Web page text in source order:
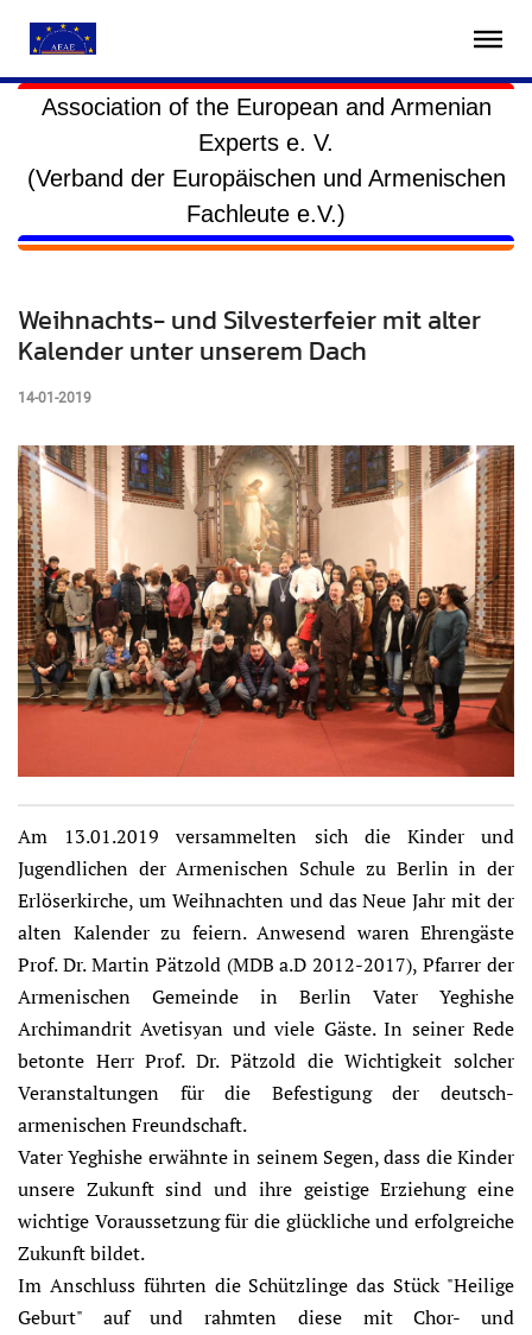
Association of the European and Armenian
Experts e. V.
(Verband der Europäischen und Armenischen
Fachleute e.V.)
Weihnachts- und Silvesterfeier mit alter
Kalender unter unserem Dach
14-01-2019
Am 13.01.2019 versammelten sich die Kinder und
Jugendlichen der Armenischen Schule zu Berlin in der
Erlöserkirche, um Weihnachten und das Neue Jahr mit der
alten Kalender zu feiern. Anwesend waren Ehrengäste
Prof. Dr. Martin Pätzold (MDB a.D 2012-2017), Pfarrer der
Armenischen Gemeinde in Berlin Vater Yeghishe
Archimandrit Avetisyan und viele Gäste. In seiner Rede
betonte Herr Prof. Dr. Pätzold die Wichtigkeit solcher
Veranstaltungen für die Befestigung der deutsch-
armenischen Freundschaft.
Vater Yeghishe erwähnte in seinem Segen, dass die Kinder
unsere Zukunft sind und ihre geistige Erziehung eine
wichtige Voraussetzung für die glückliche und erfolgreiche
Zukunft bildet.
Im Anschluss führten die Schützlinge das Stück "Heilige
Geburt" auf und rahmten diese mit Chor- und